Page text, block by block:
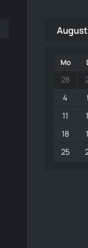
Mo
28
4
11
18
25